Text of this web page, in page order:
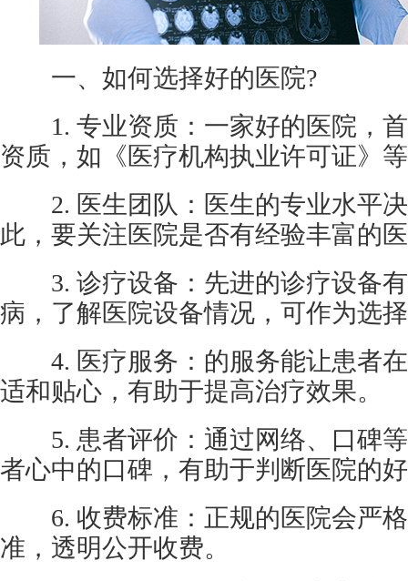
一、如何选择好的医院?
1. 专业资质：一家好的医院，首
资质，如《医疗机构执业许可证》
2. 医生团队：医生的专业水平决
此，要关注医院是否有经验丰富的
3. 诊疗设备：先进的诊疗设备有
病，了解医院设备情况，可作为选
4. 医疗服务：的服务能让患者在
适和贴心，有助于提高治疗效果。
5. 患者评价：通过网络、口碑等
者心中的口碑，有助于判断医院的
6. 收费标准：正规的医院会严格
准，透明公开收费。